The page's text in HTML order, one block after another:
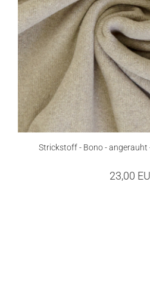
Strickstoff - Bono - angerauht
23,00